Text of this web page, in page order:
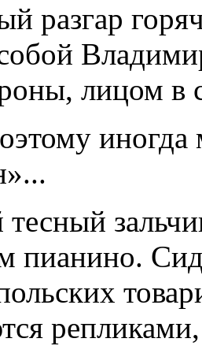
разгар
лицом в
иногда
пианино.
репликами,